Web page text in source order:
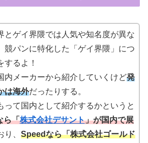
とゲイ界隈では人気や知名度が異な
競パンに特化した「ゲイ界隈」につ
するよ！
内メーカーから紹介していくけど発
は海外だったりする。
って国内として紹介するかというと
ら「株式会社デサント」が国内で展
り、 Speedなら「株式会社ゴールド